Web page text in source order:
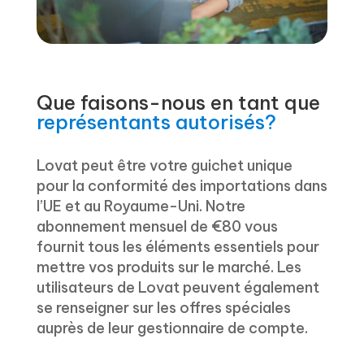
Que faisons-nous en tant que
représentants autorisés?
Lovat peut être votre guichet unique
pour la conformité des importations dans
l’UE et au Royaume-Uni. Notre
abonnement mensuel de €80 vous
fournit tous les éléments essentiels pour
mettre vos produits sur le marché. Les
utilisateurs de Lovat peuvent également
se renseigner sur les offres spéciales
auprès de leur gestionnaire de compte.